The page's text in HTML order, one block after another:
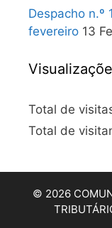
Despacho n.º
fevereiro 13
Total de
Total de
© 2026